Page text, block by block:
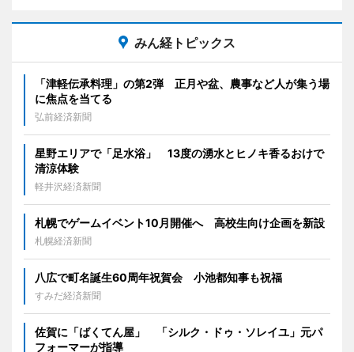
みん経トピックス
「津軽伝承料理」の第2弾 正月や盆、農事など人が集う場
に焦点を当てる
弘前経済新聞
星野エリアで「足水浴」 13度の湧水とヒノキ香るおけで
清涼体験
軽井沢経済新聞
札幌でゲームイベント10月開催へ 高校生向け企画を新設
札幌経済新聞
八広で町名誕生60周年祝賀会 小池都知事も祝福
すみだ経済新聞
佐賀に「ばくてん屋」 「シルク・ドゥ・ソレイユ」元パ
フォーマーが指導